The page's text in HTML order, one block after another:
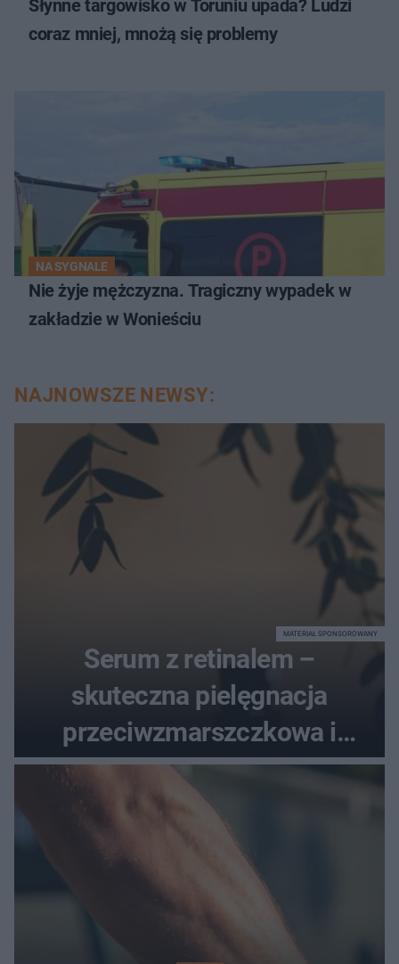
Słynne targowisko w Toruniu upada? Ludzi
coraz mniej, mnożą się problemy
NA SYGNALE
Nie żyje mężczyzna. Tragiczny wypadek w
zakładzie w Wonieściu
NAJNOWSZE NEWSY:
Serum z retinalem –
skuteczna pielęgnacja
przeciwzmarszczkowa i
regenerująca
MATERIAŁ SPONSOROWANY